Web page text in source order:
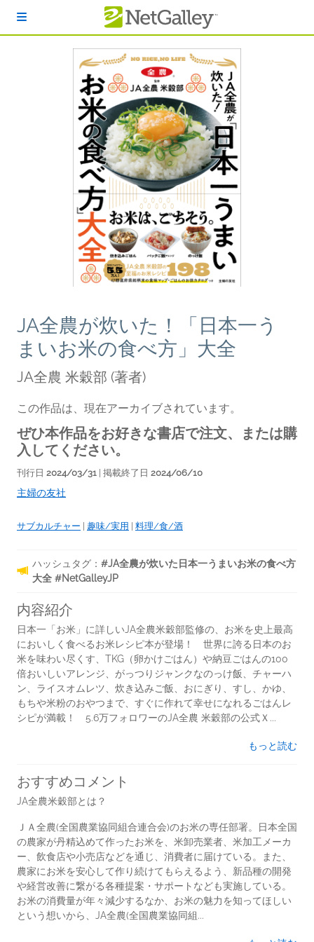
JA全農が炊いた！「日本一う
まいお米の食べ方」大全
JA全農 米穀部 (著者)
この作品は、現在アーカイブされています。
ぜひ本作品をお好きな書店で注文、または購
入してください。
刊行日 2024/03/31 | 掲載終了日 2024/06/10
主婦の友社
サブカルチャー 趣味/実用 料理/食/酒
ハッシュタグ： #JA全農が炊いた日本一うまいお米の食べ方
大全 #NetGalleyJP
内容紹介
日本一「お米」に詳しいJA全農米穀部監修の、お米を史上最高
においしく食べるお米レシピ本が登場！ 世界に誇る日本のお
米を味わい尽くす、TKG（卵かけごはん）や納豆ごはんの100
倍おいしいアレンジ、がっつりジャンクなのっけ飯、チャーハ
ン、ライスオムレツ、炊き込みご飯、おにぎり、すし、かゆ、
もちや米粉のおやつまで、すぐに作れて幸せになれるごはんレ
シピが満載！ 5.6万フォロワーのJA全農 米穀部の公式Ｘ...
もっと読む
おすすめコメント
JA全農米穀部とは？
ＪＡ全農(全国農業協同組合連合会)のお米の専任部署。日本全国
の農家が丹精込めて作ったお米を、米卸売業者、米加工メーカ
ー、飲食店や小売店などを通じ、消費者に届けている。また、
農家にお米を安心して作り続けてもらえるよう、新品種の開発
や経営改善に繋がる各種提案・サポートなども実施している。
お米の消費量が年々減少するなか、お米の魅力を知ってほしい
という想いから、JA全農(全国農業協同組...